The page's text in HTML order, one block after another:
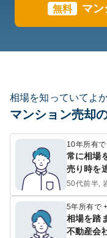
無料 マン
相場を知っていてよ
マンション売却
10年所有で
常に相場
売り時を
50代前半,
5年所有で
相場を踏
不動産会